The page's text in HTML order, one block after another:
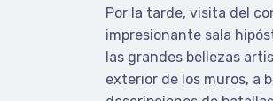
Por la tarde, visita del
impresionante sala
las grandes bellezas
exterior de los muros, a